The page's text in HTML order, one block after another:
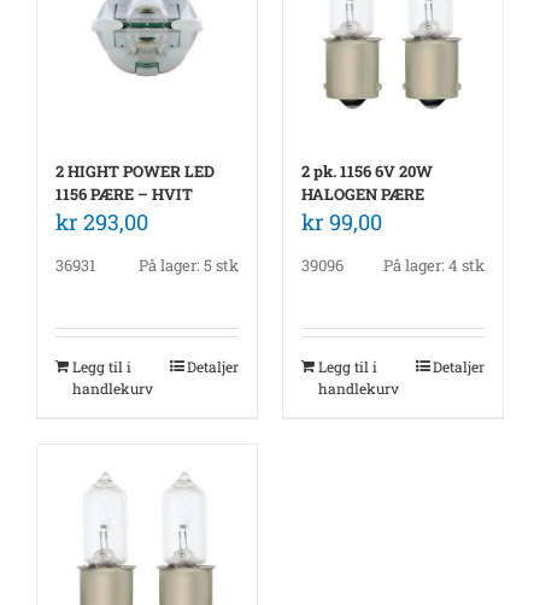
2 HIGHT POWER LED
1156 PÆRE – HVIT
kr 293,00
36931 På lager: 5 stk
Legg til i
handlekurv
Detaljer
2 pk. 1156 6V 20W
HALOGEN PÆRE
kr 99,00
39096 På lager: 4 stk
Legg til i
handlekurv
Detaljer